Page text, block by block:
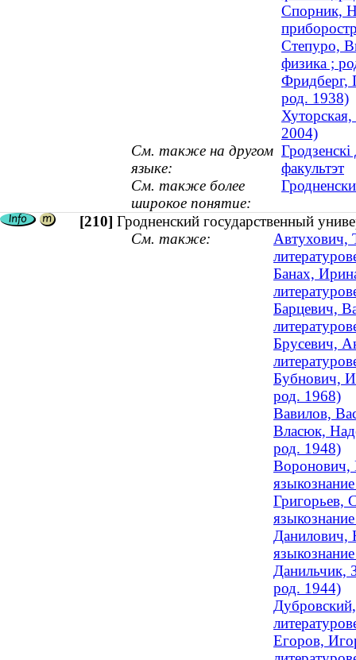
Спорник,
Степуро,
физика ;
Фридберг,
род. 1938)
2004)
См. также на другом
языке:
факультэт
См. также более
широкое понятие:
[210] Гродненский государственный
См. также:
Автухович,
Банах,
Барцевич,
Брусевич,
Бубнович,
род. 1968)
Вавилов,
Власюк,
род. 1948)
Воронович,
Григорьев,
Данилович,
Данильчик,
род. 1944)
Егоров,